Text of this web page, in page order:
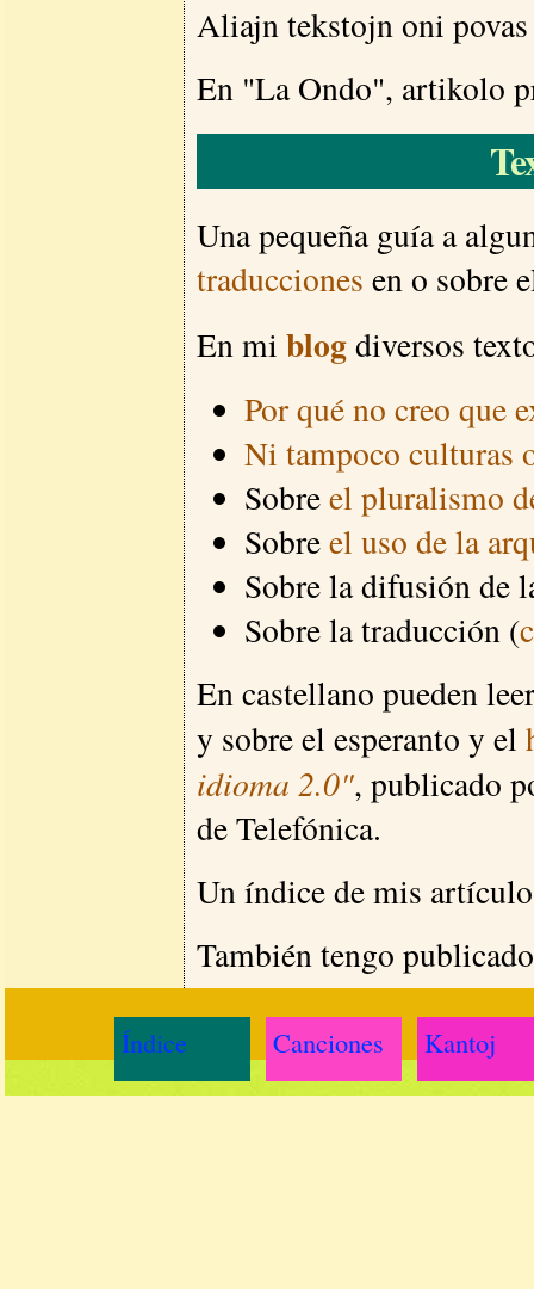
Aliajn tekstojn oni
En "La Ondo", artikolo
Una pequeña guía a
traducciones en o sobre
En mi blogdiversos
Por qué no creo que
Ni tampoco culturas
Sobreel pluralismo
Sobreel uso de la
Sobre la difusión de
Sobre la traducción (
En castellano pueden
y sobre el esperanto y el
idioma 2.0", publicado
de Telefónica.
Un índice de mis
También tengo
Índice Canciones Kantoj